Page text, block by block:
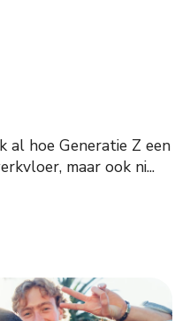
al hoe Generatie Z een
maar ook ni...